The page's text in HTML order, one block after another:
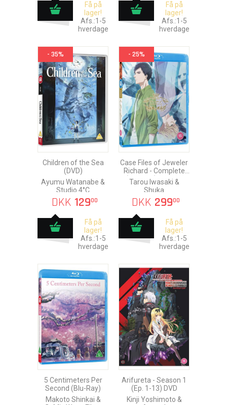
Få på
lager!
Afs.:1-5
hverdage
Få på
lager!
Afs.:1-5
hverdage
- 35%
Children of the Sea
(DVD)
Ayumu Watanabe &
Studio 4°C
DKK 12900
Få på
lager!
Afs.:1-5
hverdage
- 25%
Case Files of Jeweler
Richard - Complete
(Ep. 1-12) Blu-Ray
Tarou Iwasaki &
Shuka
DKK 29900
Få på
lager!
Afs.:1-5
hverdage
5 Centimeters Per
Second (Blu-Ray)
Makoto Shinkai &
Arifureta - Season 1
(Ep. 1-13) DVD
Kinji Yoshimoto &